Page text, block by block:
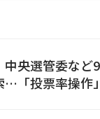
央選管委など
…「投票率操作